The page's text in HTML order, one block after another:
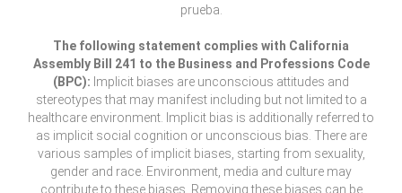
prueba.
The following statement complies with California
Assembly Bill 241 to the Business and Professions Code
(BPC): Implicit biases are unconscious attitudes and
stereotypes that may manifest including but not limited to a
healthcare environment. Implicit bias is additionally referred to
as implicit social cognition or unconscious bias. There are
various samples of implicit biases, starting from sexuality,
gender and race. Environment, media and culture may
contribute to these biases. Removing these biases can be